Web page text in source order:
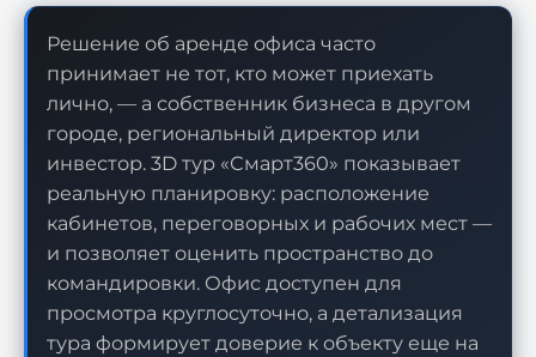
Решение об аренде офиса часто
принимает не тот, кто может приехать
лично, — а собственник бизнеса в другом
городе, региональный директор или
инвестор. 3D тур «Смарт360» показывает
реальную планировку: расположение
кабинетов, переговорных и рабочих мест —
и позволяет оценить пространство до
командировки. Офис доступен для
просмотра круглосуточно, а детализация
тура формирует доверие к объекту еще на